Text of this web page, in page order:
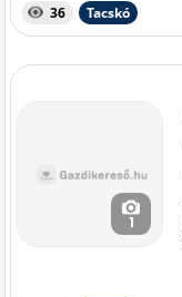
36 Tacskó
1